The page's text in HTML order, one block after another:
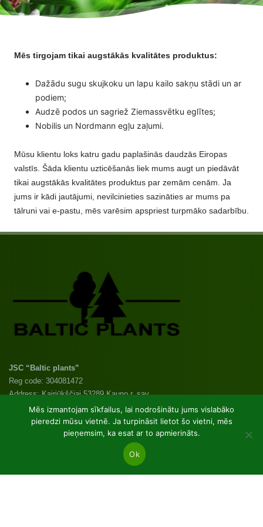
Mēs tirgojam tikai augstākās kvalitātes produktus:
Dažādu sugu skujkoku un lapu kailo sakņu stādi un ar
podiem;
Audzē podos un sagriež Ziemassvētku eglītes;
Nobilis un Nordmann egļu zaļumi.
Mūsu klientu loks katru gadu paplašinās daudzās Eiropas
valstīs. Šāda klientu uzticēšanās liek mums augt un piedāvāt
tikai augstākās kvalitātes produktus par zemām cenām. Ja
jums ir kādi jautājumi, nevilcinieties sazināties ar mums pa
tālruni vai e-pastu, mēs varēsim apspriest turpmāko sadarbību.
JSC “Baltic plants”
Reg code: 304081472
Address: Kairiūkščiai 53289 Kauno r. sav.
Email.:info@balticplants.lt
Tel.: +37062277654;
Skujkoki un lapkoku tukšas saknes
Stādi podos p9
Mēs izmantojam sīkfailus, lai nodrošinātu jums vislabāko
pieredzi mūsu vietnē. Ja turpināsit lietot šo vietni, mēs
pieņemsim, ka esat ar to apmierināts.
Ok